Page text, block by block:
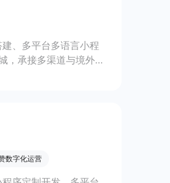
、多平台多语言小程
，承接多渠道与境外客
数字化运营